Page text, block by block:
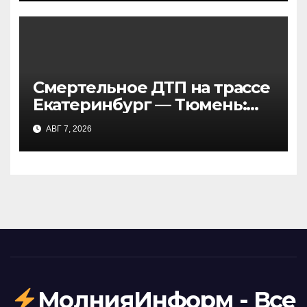
Смертельное ДТП на трассе
Екатеринбург — Тюмень:
пять погибших в лобовом
столкновении
АВГ 7, 2026
МолнияИнформ - Все